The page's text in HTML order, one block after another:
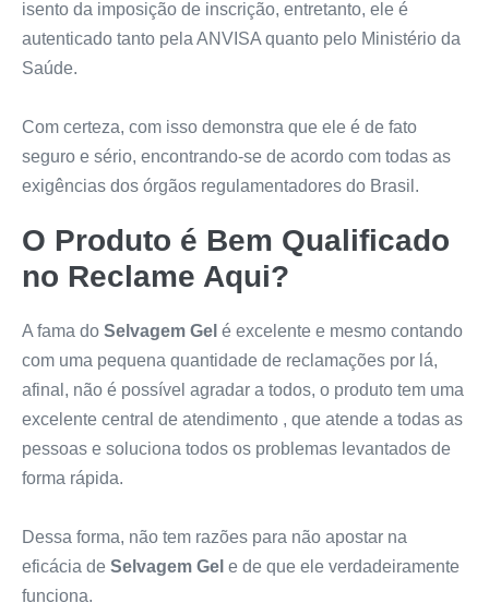
isento da imposição de inscrição, entretanto, ele é
autenticado tanto pela ANVISA quanto pelo Ministério da
Saúde.
Com certeza, com isso demonstra que ele é de fato
seguro e sério, encontrando-se de acordo com todas as
exigências dos órgãos regulamentadores do Brasil.
O Produto é Bem Qualificado
no Reclame Aqui?
A fama do Selvagem Gel é excelente e mesmo contando
com uma pequena quantidade de reclamações por lá,
afinal, não é possível agradar a todos, o produto tem uma
excelente central de atendimento , que atende a todas as
pessoas e soluciona todos os problemas levantados de
forma rápida.
Dessa forma, não tem razões para não apostar na
eficácia de Selvagem Gel e de que ele verdadeiramente
funciona.